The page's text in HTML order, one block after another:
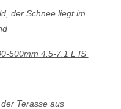
der Schnee liegt im
500mm 4.5-7.1 L IS
Terasse aus